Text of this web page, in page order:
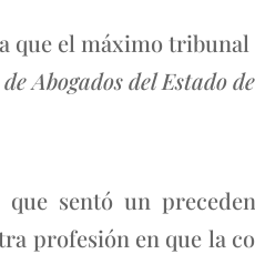
el máximo tribunal
Abogados del Estado
que sentó un
profesión en que la